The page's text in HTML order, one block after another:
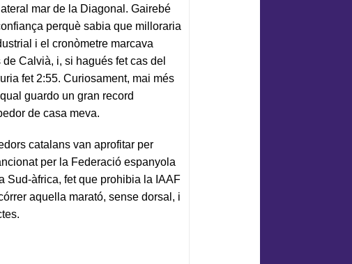
mar de la Diagonal. Gairebé
perquè sabia que milloraria
i el cronòmetre marcava
Calvià, i, si hagués fet cas del
fet 2:55. Curiosament, mai més
guardo un gran record
de casa meva.
catalans van aprofitar per
per la Federació espanyola
Sud-àfrica, fet que prohibia la IAAF
aquella marató, sense dorsal, i